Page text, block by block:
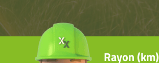
Rayon (km)